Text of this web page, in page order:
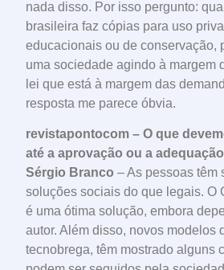
nada disso. Por isso pergunto:
brasileira faz cópias para uso
educacionais ou de conservação,
uma sociedade agindo à margem
lei que está à margem das
resposta me parece óbvia.
revistapontocom – O que
até a aprovação ou a
Sérgio Branco – As pessoas têm
soluções sociais do que legais. O
é uma ótima solução, embora
autor. Além disso, novos modelos
tecnobrega, têm mostrado alguns